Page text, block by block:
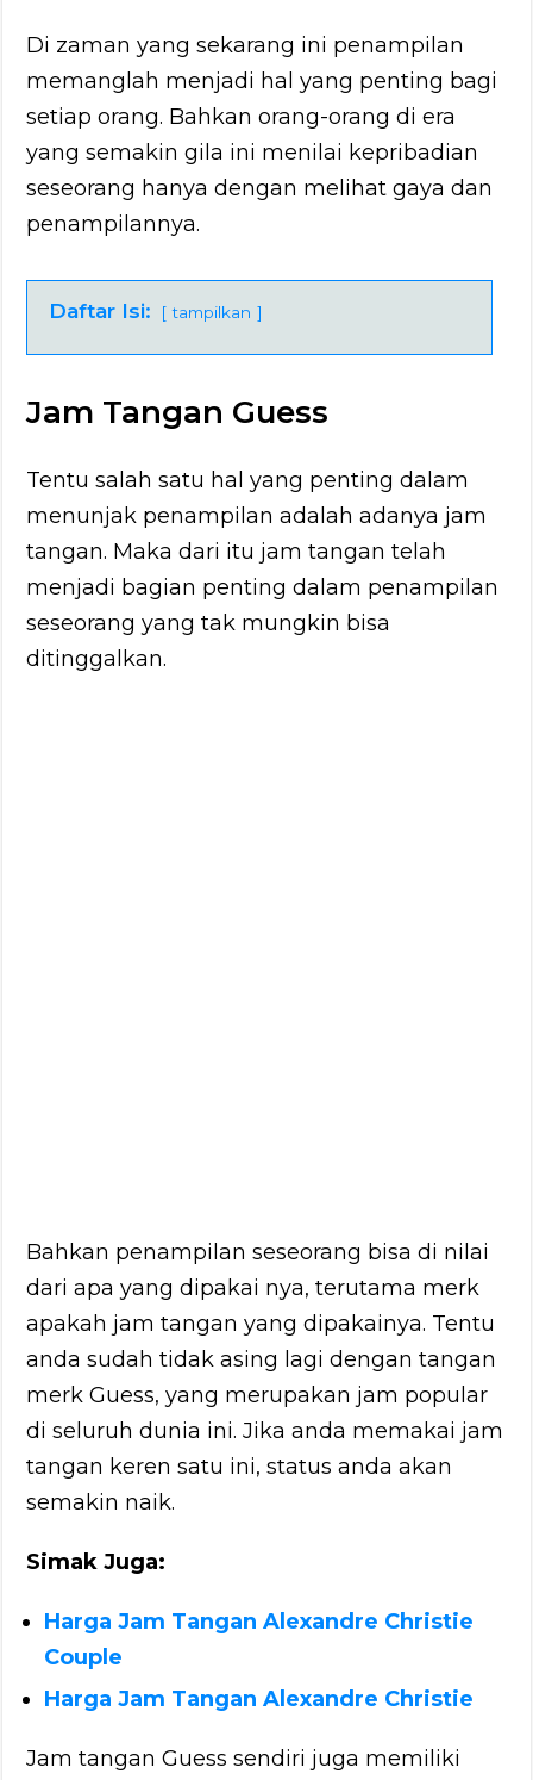
Di zaman yang sekarang ini penampilan
memanglah menjadi hal yang penting bagi
setiap orang. Bahkan orang-orang di era
yang semakin gila ini menilai kepribadian
seseorang hanya dengan melihat gaya dan
penampilannya.
Daftar Isi: tampilkan
Jam Tangan Guess
Tentu salah satu hal yang penting dalam
menunjak penampilan adalah adanya jam
tangan. Maka dari itu jam tangan telah
menjadi bagian penting dalam penampilan
seseorang yang tak mungkin bisa
ditinggalkan.
Bahkan penampilan seseorang bisa di nilai
dari apa yang dipakai nya, terutama merk
apakah jam tangan yang dipakainya. Tentu
anda sudah tidak asing lagi dengan tangan
merk Guess, yang merupakan jam popular
di seluruh dunia ini. Jika anda memakai jam
tangan keren satu ini, status anda akan
semakin naik.
Simak Juga:
Harga Jam Tangan Alexandre Christie
Couple
Harga Jam Tangan Alexandre Christie
Jam tangan Guess sendiri juga memiliki